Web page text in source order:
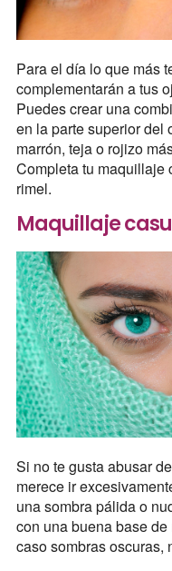
Para el día lo que más
complementarán a tus
Puedes crear una
en la parte superior del
marrón, teja o rojizo
Completa tu maquillaje
rimel.
Maquillaje
Si no te gusta abusar
merece ir
una sombra pálida o
con una buena base
caso sombras oscuras,